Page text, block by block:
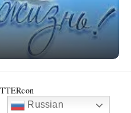
Russian